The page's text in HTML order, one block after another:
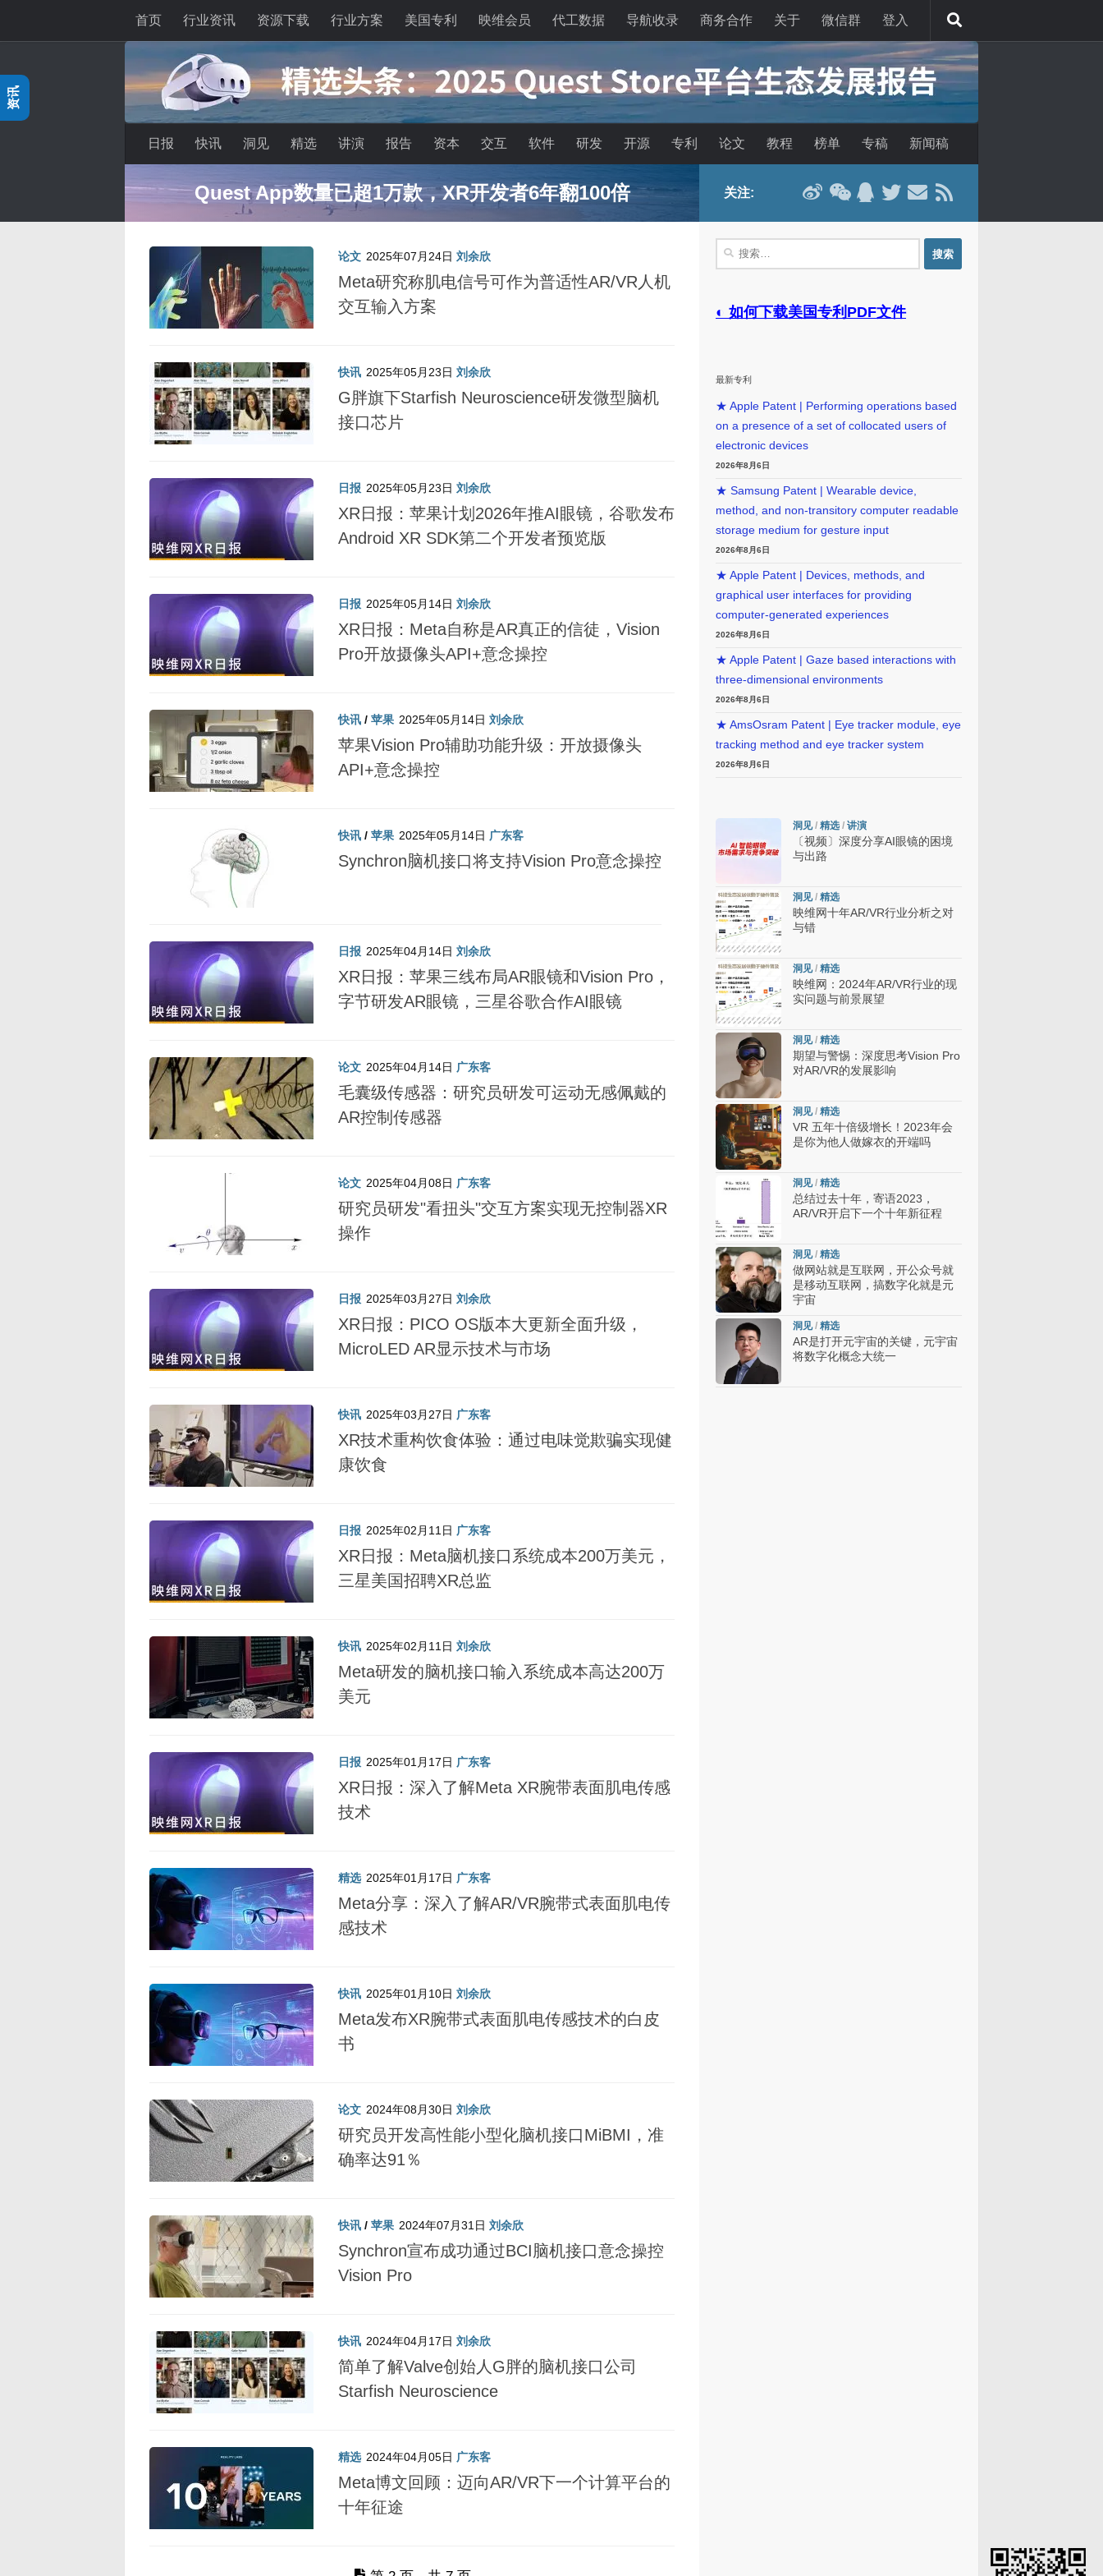
首页 行业资讯 资源下载 行业方案 美国专利 映维会员 代工数据 导航收录 商务合作 关于 微信群 登入
日报 快讯 洞见 精选 讲演 报告 资本 交互 软件 研发 开源 专利 论文 教程 榜单 专稿 新闻稿
深度分享：AI智能眼镜的现实困境与严峻出路
论文 2025年07月24日 刘余欣
Meta研究称肌电信号可作为普适性AR/VR人机
交互输入方案
快讯 2025年05月23日 刘余欣
G胖旗下Starfish Neuroscience研发微型脑机
接口芯片
日报 2025年05月23日 刘余欣
XR日报：苹果计划2026年推AI眼镜，谷歌发布
Android XR SDK第二个开发者预览版
日报 2025年05月14日 刘余欣
XR日报：Meta自称是AR真正的信徒，Vision
Pro开放摄像头API+意念操控
快讯 / 苹果 2025年05月14日 刘余欣
苹果Vision Pro辅助功能升级：开放摄像头
API+意念操控
快讯 / 苹果 2025年05月14日 广东客
Synchron脑机接口将支持Vision Pro意念操控
日报 2025年04月14日 刘余欣
XR日报：苹果三线布局AR眼镜和Vision Pro，
字节研发AR眼镜，三星谷歌合作AI眼镜
论文 2025年04月14日 广东客
毛囊级传感器：研究员研发可运动无感佩戴的
AR控制传感器
论文 2025年04月08日 广东客
研究员研发"看扭头"交互方案实现无控制器XR
操作​​
日报 2025年03月27日 刘余欣
XR日报：PICO OS版本大更新全面升级，
MicroLED AR显示技术与市场
快讯 2025年03月27日 广东客
XR技术重构饮食体验：通过电味觉欺骗实现健
康饮食
日报 2025年02月11日 广东客
XR日报：Meta脑机接口系统成本200万美元，
三星美国招聘XR总监
快讯 2025年02月11日 刘余欣
Meta研发的脑机接口输入系统成本高达200万
美元
日报 2025年01月17日 广东客
XR日报：深入了解Meta XR腕带表面肌电传感
技术
精选 2025年01月17日 广东客
Meta分享：深入了解AR/VR腕带式表面肌电传
感技术
快讯 2025年01月10日 刘余欣
Meta发布XR腕带式表面肌电传感技术的白皮
书
论文 2024年08月30日 刘余欣
研究员开发高性能小型化脑机接口MiBMI，准
确率达91％
快讯 / 苹果 2024年07月31日 刘余欣
Synchron宣布成功通过BCI脑机接口意念操控
Vision Pro
快讯 2024年04月17日 刘余欣
简单了解Valve创始人G胖的脑机接口公司
Starfish Neuroscience
精选 2024年04月05日 广东客
Meta博文回顾：迈向AR/VR下一个计算平台的
十年征途
关注:
搜
索：
◐ 如何下载美国专利PDF文件
最新专利
★ Apple Patent | Performing operations based
on a presence of a set of collocated users of
electronic devices
2026年8月6日
★ Samsung Patent | Wearable device,
method, and non-transitory computer readable
storage medium for gesture input
2026年8月6日
★ Apple Patent | Devices, methods, and
graphical user interfaces for providing
computer-generated experiences
2026年8月6日
★ Apple Patent | Gaze based interactions with
three-dimensional environments
2026年8月6日
★ AmsOsram Patent | Eye tracker module, eye
tracking method and eye tracker system
2026年8月6日
洞见/ 精选 / 讲演
〔视频〕深度分享AI眼镜的困境
与出路
洞见/ 精选
映维网十年AR/VR行业分析之对
与错
洞见/ 精选
映维网：2024年AR/VR行业的现
实问题与前景展望
洞见/ 精选
期望与警惕：深度思考Vision Pro
对AR/VR的发展影响
洞见/ 精选
VR 五年十倍级增长！2023年会
是你为他人做嫁衣的开端吗
洞见/ 精选
总结过去十年，寄语2023，
AR/VR开启下一个十年新征程
洞见/ 精选
做网站就是互联网，开公众号就
是移动互联网，搞数字化就是元
宇宙
洞见/ 精选
AR是打开元宇宙的关键，元宇宙
将数字化概念大统一
资讯